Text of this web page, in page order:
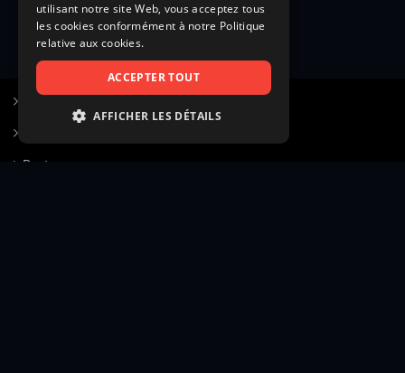
Poster une annonce
utilisant notre site Web, vous acceptez tous
les cookies conformément à notre Politique
relative aux cookies.
ACCEPTER TOUT
AFFICHER LES DÉTAILS